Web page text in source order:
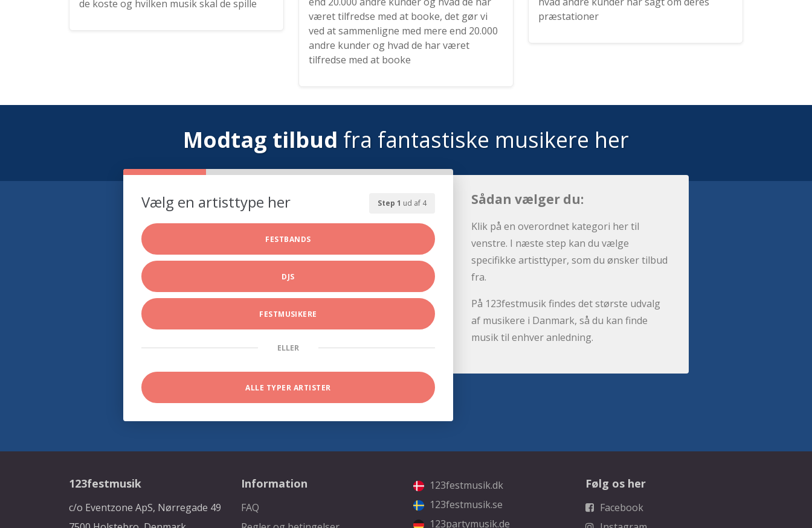
de koste og hvilken musik skal de spille
været tilfredse med at booke, det gør vi
ved at sammenligne med mere end 20.000
andre kunder og hvad de har været
tilfredse med at booke
præstationer
Modtag tilbud fra fantastiske musikere her
Step 1 ud af 4
Vælg en artisttype her
FESTBANDS
DJS
FESTMUSIKERE
ELLER
ALLE TYPER ARTISTER
Sådan vælger du:
Klik på en overordnet kategori her til
venstre. I næste step kan du vælge
specifikke artisttyper, som du ønsker tilbud
fra.
På 123festmusik findes det største udvalg
af musikere i Danmark, så du kan finde
musik til enhver anledning.
123festmusik
c/o Eventzone ApS, Nørregade 49
Information
FAQ
123festmusik.dk
123festmusik.se
123partymusik.de
Følg os her
Facebook